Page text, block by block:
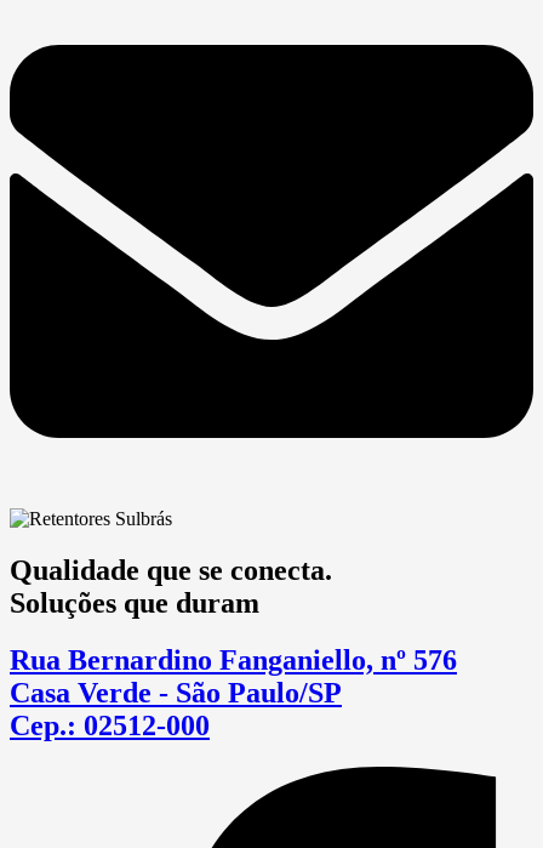
Qualidade que se conecta.
Soluções que duram
Rua Bernardino Fanganiello, nº 576
Casa Verde - São Paulo/SP
Cep.: 02512-000